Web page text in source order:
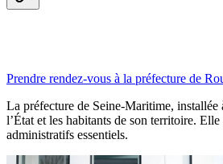
Prendre rendez-vous à la préfecture de
La préfecture de Seine-Maritime, installée
l’État et les habitants de son territoire.
administratifs essentiels.